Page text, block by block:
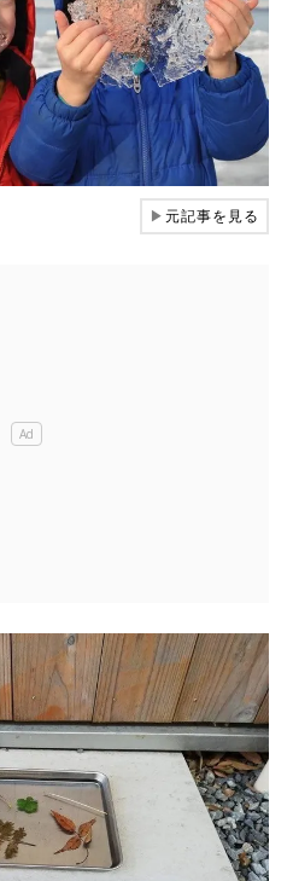
▶元記事を見る